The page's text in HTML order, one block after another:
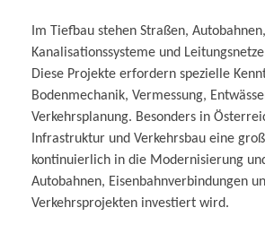
Im Tiefbau stehen Straßen,
Kanalisationssysteme und
Diese Projekte erfordern spezielle
Bodenmechanik, Vermessung,
Verkehrsplanung. Besonders in
Infrastruktur und Verkehrsbau eine
kontinuierlich in die Modernisierung
Autobahnen, Eisenbahnverbindungen
Verkehrsprojekten investiert wird.